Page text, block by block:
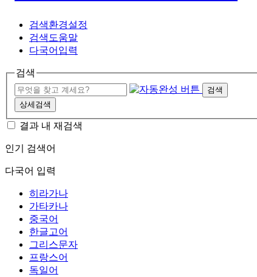
검색환경설정
검색도움말
다국어입력
검색
검색
상세검색
결과 내 재검색
인기 검색어
다국어 입력
히라가나
가타카나
중국어
한글고어
그리스문자
프랑스어
독일어